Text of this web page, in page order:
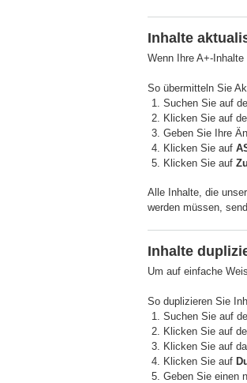
Inhalte
Wenn Ihre A+-
So übermitteln Sie
Suchen Sie auf
Klicken Sie auf
Geben Sie Ihre
Klicken Sie auf
Klicken Sie auf
Alle Inhalte, die
werden müssen,
Inhalte
Um auf einfache
So duplizieren Sie
Suchen Sie auf
Klicken Sie auf
Klicken Sie auf
Klicken Sie auf
Geben Sie einen